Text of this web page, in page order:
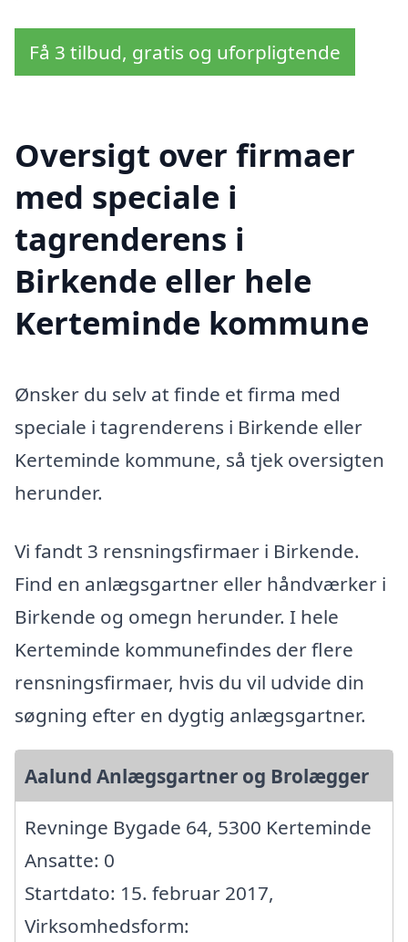
Få 3 tilbud, gratis og uforpligtende
Oversigt over firmaer
med speciale i
tagrenderens i
Birkende eller hele
Kerteminde kommune
Ønsker du selv at finde et firma med
speciale i tagrenderens i Birkende eller
Kerteminde kommune, så tjek oversigten
herunder.
Vi fandt 3 rensningsfirmaer i Birkende.
Find en anlægsgartner eller håndværker i
Birkende og omegn herunder. I hele
Kerteminde kommunefindes der flere
rensningsfirmaer, hvis du vil udvide din
søgning efter en dygtig anlægsgartner.
Aalund Anlægsgartner og Brolægger
Revninge Bygade 64, 5300 Kerteminde
Ansatte: 0
Startdato: 15. februar 2017,
Virksomhedsform: